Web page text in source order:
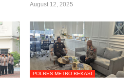
August 12, 2025
POLRES METRO BEKASI